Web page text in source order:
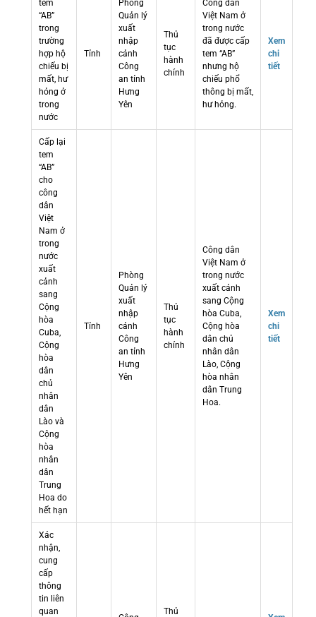
tem
“AB”
trong
trường
hợp hộ
chiếu bị
mất, hư
hỏng ở
trong
nước
Tỉnh
Phòng
Quản lý
xuất
nhập
cảnh
Công
an tỉnh
Hưng
Yên
Thủ
tục
hành
chính
Công dân
Việt Nam ở
trong nước
đã được cấp
tem “AB”
nhưng hộ
chiếu phổ
thông bị mất,
hư hỏng.
Xem
chi
tiết
Cấp lại
tem
“AB”
cho
công
dân
Việt
Nam ở
trong
nước
xuất
cảnh
sang
Cộng
hòa
Cuba,
Cộng
hòa
dân
chủ
nhân
dân
Lào và
Cộng
hòa
nhân
dân
Trung
Hoa do
hết hạn
Tỉnh
Phòng
Quản lý
xuất
nhập
cảnh
Công
an tỉnh
Hưng
Yên
Thủ
tục
hành
chính
Công dân
Việt Nam ở
trong nước
xuất cảnh
sang Cộng
hòa Cuba,
Cộng hòa
dân chủ
nhân dân
Lào, Cộng
hòa nhân
dân Trung
Hoa.
Xem
chi
tiết
Xác
nhận,
cung
cấp
thông
tin liên
quan
Thủ